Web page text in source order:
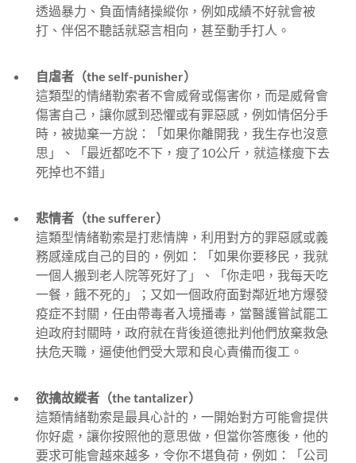
透過暴力、負面情緒操縱你，例如成績不好就會被
打、伴侶不聽話就惡言相向，甚至動手打人。
自虐者（the self-punisher）
這類型的情緒勒索者不會威脅或傷害你，而是威脅會
傷害自己，讓你感到恐懼或有罪惡感，例如情侶分手
時，被拋棄一方說：「如果你離開我，我生存也沒意
思」、「最近都吃不下，瘦了10公斤，就這樣瘦下去
死掉也不錯」
悲情者（the sufferer）
這類型情緒勒索是打悲情牌，利用對方的罪惡感或義
務感達成自己的目的，例如：「如果你要移民，我就
一個人搬到老人院等死好了」、「你走吧，我每天吃
一餐，餓不死的」；又如一個政府面對鄰近地方爆發
疫症不封關，任由帶毒者入境播毒，當醫護嘗試罷工
迫政府封關時，政府就在背後道德批判他們放棄救急
扶危天職，逼使他們受大眾和良心責備而復工。
欲擒故縱者（the tantalizer）
這類情緒勒索是最具心計的，一開始對方可能會提供
你好處，讓你按照他的意思做，但當你答應後，他的
要求可能會越來越多，令你不堪負荷，例如：「公司